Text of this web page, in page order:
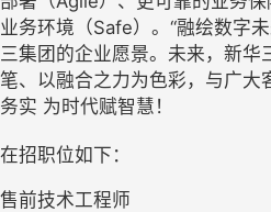
业务环境（Safe）。“融绘数字
三集团的企业愿景。未来，新华
笔、以融合之力为色彩，与广大
务实 为时代赋智慧！
在招职位如下：
售前技术工程师